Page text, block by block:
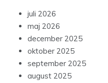
juli 2026
maj 2026
december 2025
oktober 2025
september 2025
august 2025